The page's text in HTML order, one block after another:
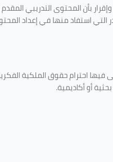
بأن المحتوى التدريبي المقدم
التي استفاد منها في إعداد
احترام حقوق الملكية
أو أكاديمية.